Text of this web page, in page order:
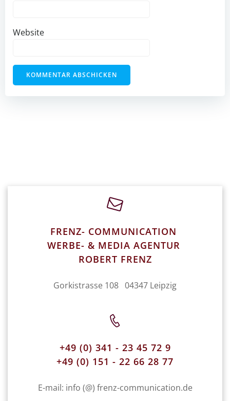
Website
FRENZ- COMMUNICATION
WERBE- & MEDIA AGENTUR
ROBERT FRENZ
Gorkistrasse 108 04347 Leipzig
+49 (0) 341 - 23 45 72 9
+49 (0) 151 - 22 66 28 77
E-mail: info (@) frenz-communication.de